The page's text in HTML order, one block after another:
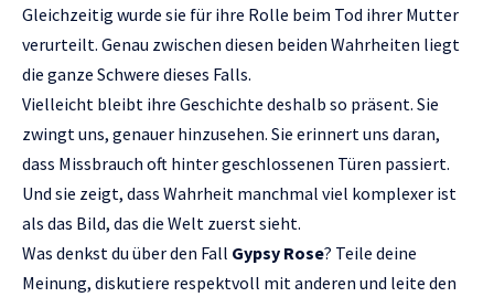
Gleichzeitig wurde sie für ihre Rolle beim Tod ihrer Mutter
verurteilt. Genau zwischen diesen beiden Wahrheiten liegt
die ganze Schwere dieses Falls.
Vielleicht bleibt ihre Geschichte deshalb so präsent. Sie
zwingt uns, genauer hinzusehen. Sie erinnert uns daran,
dass Missbrauch oft hinter geschlossenen Türen passiert.
Und sie zeigt, dass Wahrheit manchmal viel komplexer ist
als das Bild, das die Welt zuerst sieht.
Was denkst du über den Fall Gypsy Rose? Teile deine
Meinung, diskutiere respektvoll mit anderen und leite den